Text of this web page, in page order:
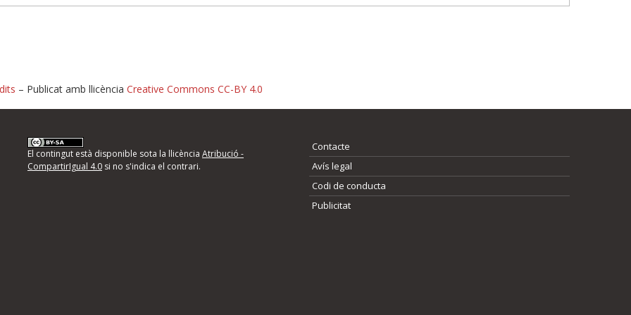
d'errors
següents i descriviu quina és la millora que
– Publicat amb llicència Creative Commons CC-BY 4.0
El contingut està disponible sota la llicència Atribució -
CompartirIgual 4.0si no s'indica el contrari.
Contacte
Avís legal
Codi de conducta
Publicitat